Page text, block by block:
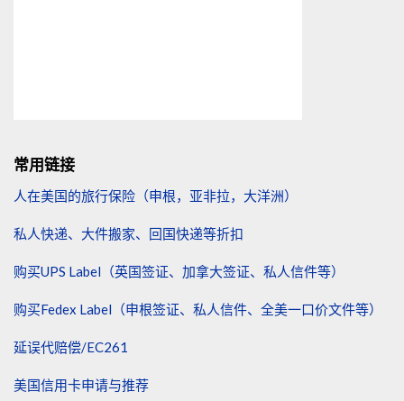
常用链接
人在美国的旅行保险（申根，亚非拉，大洋洲）
私人快递、大件搬家、回国快递等折扣
购买UPS Label（英国签证、加拿大签证、私人信件等）
购买Fedex Label（申根签证、私人信件、全美一口价文件等）
延误代赔偿/EC261
美国信用卡申请与推荐